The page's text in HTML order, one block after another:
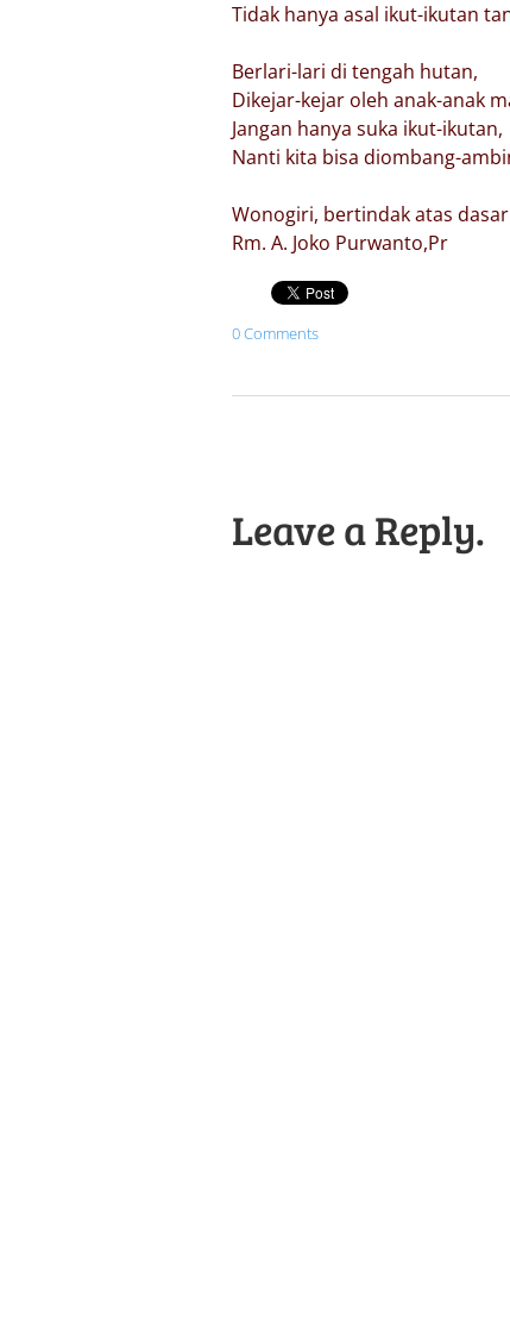
Tidak hanya asal ikut-ikutan
Berlari-lari di tengah hutan,
Dikejar-kejar oleh anak-anak
Jangan hanya suka ikut-ikutan,
Nanti kita bisa diombang-
Wonogiri, bertindak atas
Rm. A. Joko Purwanto,Pr
0 Comments
Leave a Reply.